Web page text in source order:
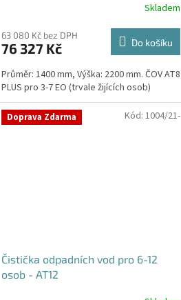
Skladem
63 080 Kč bez DPH
76 327 Kč Do košíku
Průměr: 1400 mm, Výška: 2200 mm. ČOV AT8
PLUS pro 3-7 EO (trvale žijících osob)
Doprava Zdarma
Čistička odpadních vod pro 6-12
osob - AT12
Kód: 1004/21-